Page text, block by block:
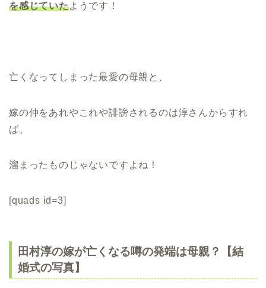
を感じていたようです！
亡くなってしまった最愛の母親と、
嫁の仲をあれやこれや誹謗されるのは淳さんからすれ
ば、
溜まったものじゃないですよね！
[quads id=3]
田村淳の嫁が亡くなる噂の発端は母親？【結
婚式の写真】